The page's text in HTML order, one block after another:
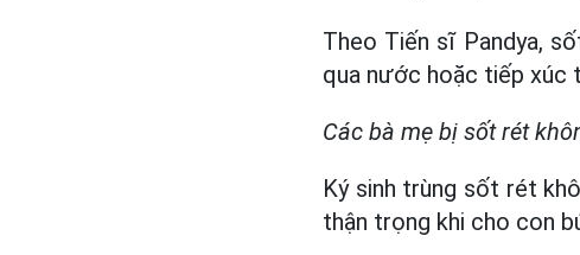
Theo Tiến sĩ Pandya,
qua nước hoặc tiếp xúc
Các bà mẹ bị sốt rét
Ký sinh trùng sốt rét
thận trọng khi cho con